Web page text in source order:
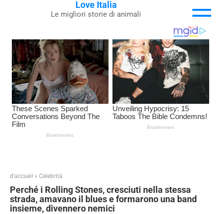
Love Italia
Le migliori storie di animali
d'accueil » Celebrità
Perché i Rolling Stones, cresciuti nella stessa
strada, amavano il blues e formarono una band
insieme, divennero nemici